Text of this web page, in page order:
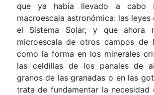
que ya había llevado a cabo
macroescala astronómica: las leyes
el Sistema Solar, y que ahora
microescala de otros campos de
como la forma en los minerales
las celdillas de los panales de
granos de las granadas o en las
trata de fundamentar la necesidad